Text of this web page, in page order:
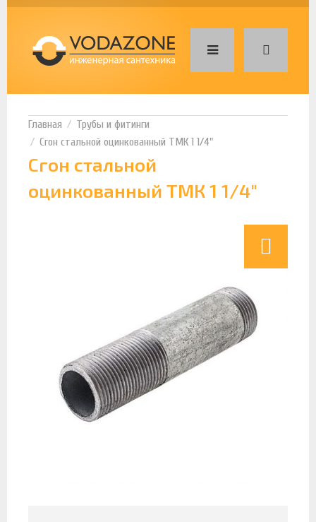
Трубы и фитинги
Сгон стальной оцинкованный ТМК 1 1/4"
Сгон стальной
оцинкованный ТМК 1 1/4"